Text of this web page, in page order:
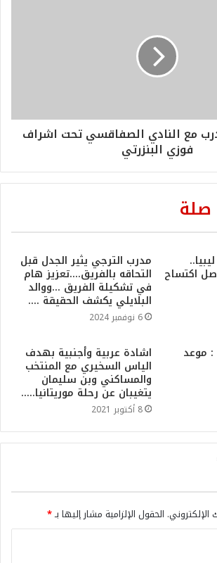
مع النادي الصفاقسي تحت اشراف
فوزي البنزرتي
صلة
0 ضد ليبيا..
اكتساح
مدرب الترجي يثير الجدل قبل
التحاقه بالفريق….تعزيز هام
في تشكيلة الفريق …ووالد
البلايلي يكشف الحقيقة ….
6 نوفمبر 2024
: موعد اشادة عربية وأجنبية بهدف
الياس السخيري مع المنتخب
والمساكني وبن سليمان
يتغيبان عن رحلة موريتانيا…..
8 أكتوبر 2021
الحقول الإلزامية مشار إليها بـ*